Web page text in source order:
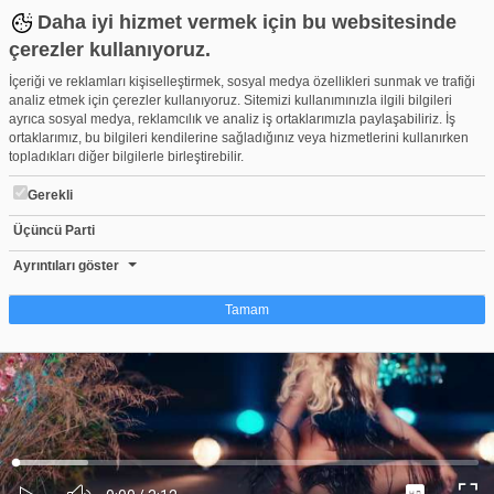
Daha iyi hizmet vermek için bu websitesinde
çerezler kullanıyoruz.
İçeriği ve reklamları kişiselleştirmek, sosyal medya özellikleri sunmak ve trafiği
analiz etmek için çerezler kullanıyoruz. Sitemizi kullanımınızla ilgili bilgileri
ayrıca sosyal medya, reklamcılık ve analiz iş ortaklarımızla paylaşabiliriz. İş
ortaklarımız, bu bilgileri kendilerine sağladığınız veya hizmetlerini kullanırken
topladıkları diğer bilgilerle birleştirebilir.
Gerekli
Üçüncü Parti
Ayrıntıları göster
Tamam
Çerez nedir?
Çerezler, web-sitelerinin, kullanıcıların deneyimlerini daha verimli hale getirmek
amacıyla kullandığı küçük metin dosyalarıdır. Yasalara göre, bu sitenin
işletilmesi için kesinlikle gerekli olan çerezleri cihazınıza yerleştirebiliyoruz.
Diğer çerez türleri için sizden izin almamız gerekiyor. Bu site farklı çerez türleri
kullanmaktadır. Bazı çerezler, sayfalarımızda yer alan üçüncü şahıs hizmetleri
tarafından yerleştirilir. İzniniz şu alanlar için geçerlidir: web.tv
Ses
Yüklendi:
0%
Yükleniyor:
0%
Petek Dinçöz - Gel O Zaman